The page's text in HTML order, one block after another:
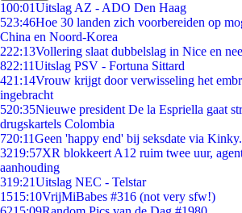
100:01Uitslag AZ - ADO Den Haag
523:46Hoe 30 landen zich voorbereiden op
China en Noord-Korea
222:13Vollering slaat dubbelslag in Nice en
822:11Uitslag PSV - Fortuna Sittard
421:14Vrouw krijgt door verwisseling het
ingebracht
520:35Nieuwe president De la Espriella gaat
drugskartels Colombia
720:11Geen 'happy end' bij seksdate via
3219:57XR blokkeert A12 ruim twee uur,
aanhouding
319:21Uitslag NEC - Telstar
1515:10VrijMiBabes #316 (not very sfw!)